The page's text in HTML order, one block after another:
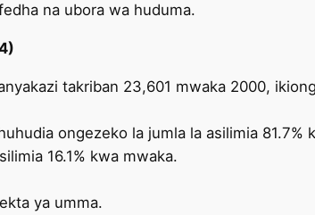
na ubora wa huduma.
takriban 23,601 mwaka 2000,
ongezeko la jumla la asilimia 81.7%
16.1% kwa mwaka.
ya umma.